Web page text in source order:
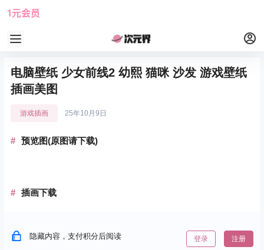
1元会员
电脑壁纸 少女前线2 幼熙 猫咪 沙发 游戏壁纸
插画美图
游戏插画 25年10月9日
预览图(原图请下载)
插画下载
隐藏内容，支付积分后阅读 登录 注册